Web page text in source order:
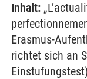
Inhalt:
Erasmus-
richtet sich an